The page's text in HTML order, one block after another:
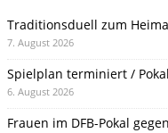
Traditionsduell zum
7. August 2026
Spielplan terminiert /
6. August 2026
Frauen im DFB-Pokal